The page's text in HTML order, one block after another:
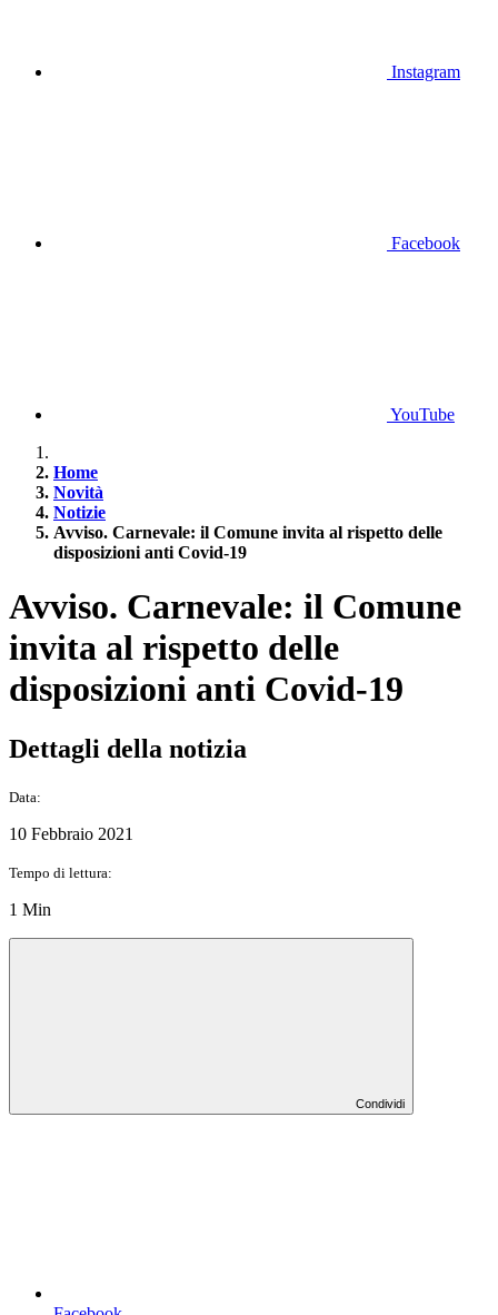
Instagram
Facebook
YouTube
Home
Novità
Notizie
Avviso. Carnevale: il Comune invita al rispetto delle
disposizioni anti Covid-19
Avviso. Carnevale: il Comune
invita al rispetto delle
disposizioni anti Covid-19
Dettagli della notizia
Data:
10 Febbraio 2021
Tempo di lettura:
1 Min
Condividi